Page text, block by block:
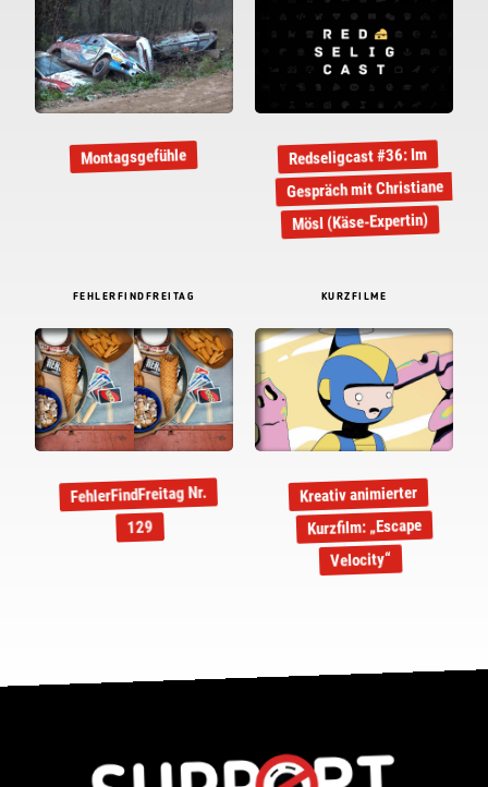
Montagsgefühle Redseligcast #36: Im
Gespräch mit Christiane
Mösl (Käse-Expertin)
FEHLERFINDFREITAG
FehlerFindFreitag Nr.
129
KURZFILME
Kreativ animierter
Kurzfilm: „Escape
Velocity“